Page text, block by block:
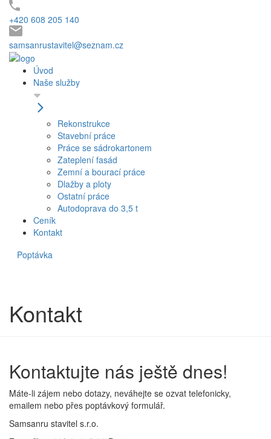
+420 608 205 140
samsanrustavitel@seznam.cz
Úvod
Naše služby
Rekonstrukce
Stavební práce
Práce se sádrokartonem
Zateplení fasád
Zemní a bourací práce
Dlažby a ploty
Ostatní práce
Autodoprava do 3,5 t
Ceník
Kontakt
Poptávka
Kontakt
Kontaktujte nás ještě dnes!
Máte-li zájem nebo dotazy, neváhejte se ozvat telefonicky,
emailem nebo přes poptávkový formulář.
Samsanru stavitel s.r.o.